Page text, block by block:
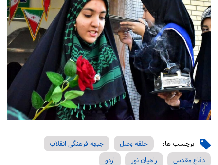
برچسب ها: حلقه وصل
جبهه فرهنگی انقلاب
دفاع مقدس
راهیان‌ نور اردو